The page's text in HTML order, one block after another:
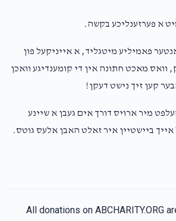
S.wBurech Yankov Weiss
א פערזענליכע בקשה.
פאמיליע מיטגליד, א אייניקעל פון
וואס מאכט חתונה אין די קומענדיגע וואכן
קען זיך נישט דעקן!
מיר ארויס דורך אים געבן א שיינע
אייך ביישטיין איר זאלט האבן אלעס גוטס.
All donations on ABCHARITY.ORG